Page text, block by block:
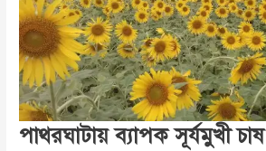
পাথরঘাটায় ব্যাপক সূর্যমুখী চাষ